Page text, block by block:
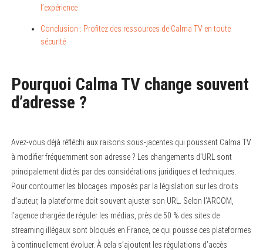
l’expérience
Conclusion : Profitez des ressources de Calma TV en toute
sécurité
Pourquoi Calma TV change souvent
d’adresse ?
Avez-vous déjà réfléchi aux raisons sous-jacentes qui poussent Calma TV
à modifier fréquemment son adresse ? Les changements d’URL sont
principalement dictés par des considérations juridiques et techniques.
Pour contourner les blocages imposés par la législation sur les droits
d’auteur, la plateforme doit souvent ajuster son URL. Selon l’ARCOM,
l’agence chargée de réguler les médias, près de 50 % des sites de
streaming illégaux sont bloqués en France, ce qui pousse ces plateformes
à continuellement évoluer. À cela s’ajoutent les régulations d’accès